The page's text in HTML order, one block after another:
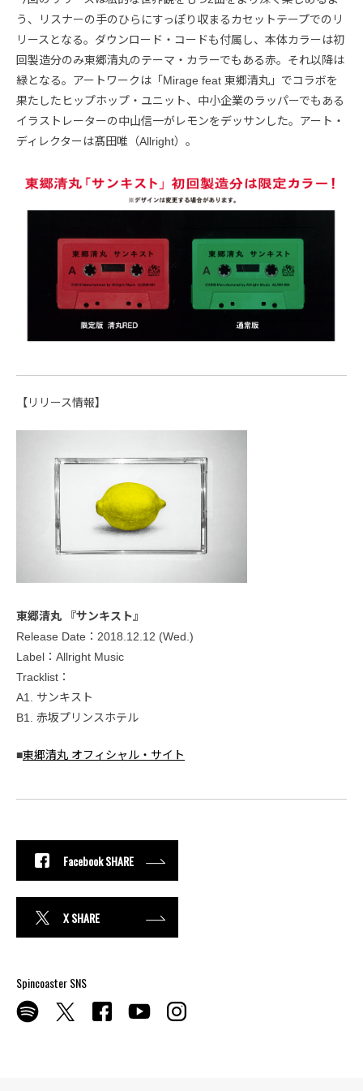
う、リスナーの手のひらにすっぽり収まるカセットテープでのリ
リースとなる。ダウンロード・コードも付属し、本体カラーは初
回製造分のみ東郷清丸のテーマ・カラーでもある赤。それ以降は
緑となる。アートワークは「Mirage feat 東郷清丸」でコラボを
果たしたヒップホップ・ユニット、中小企業のラッパーでもある
イラストレーターの中山信一がレモンをデッサンした。アート・
ディレクターは髙田唯（Allright）。
【リリース情報】
東郷清丸 『サンキスト』
Release Date：2018.12.12 (Wed.)
Label：Allright Music
Tracklist：
A1. サンキスト
B1. 赤坂プリンスホテル
■東郷清丸 オフィシャル・サイト
Facebook SHARE
X SHARE
Spincoaster SNS